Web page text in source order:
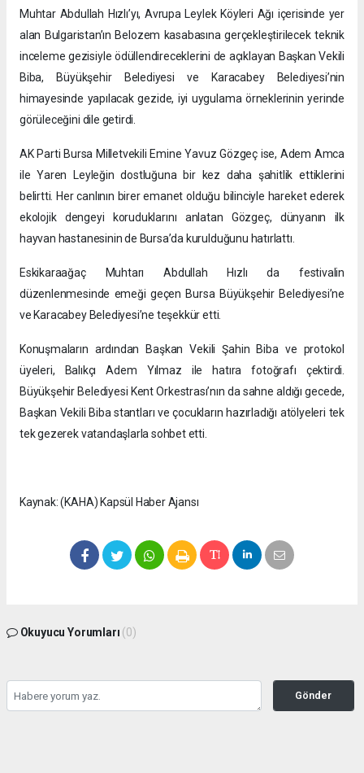
Muhtar Abdullah Hızlı’yı, Avrupa Leylek Köyleri Ağı içerisinde yer
alan Bulgaristan’ın Belozem kasabasına gerçekleştirilecek teknik
inceleme gezisiyle ödüllendireceklerini de açıklayan Başkan Vekili
Biba, Büyükşehir Belediyesi ve Karacabey Belediyesi’nin
himayesinde yapılacak gezide, iyi uygulama örneklerinin yerinde
görüleceğini dile getirdi.
AK Parti Bursa Milletvekili Emine Yavuz Gözgeç ise, Adem Amca
ile Yaren Leyleğin dostluğuna bir kez daha şahitlik ettiklerini
belirtti. Her canlının birer emanet olduğu bilinciyle hareket ederek
ekolojik dengeyi koruduklarını anlatan Gözgeç, dünyanın ilk
hayvan hastanesinin de Bursa’da kurulduğunu hatırlattı.
Eskikaraağaç Muhtarı Abdullah Hızlı da festivalin
düzenlenmesinde emeği geçen Bursa Büyükşehir Belediyesi’ne
ve Karacabey Belediyesi’ne teşekkür etti.
Konuşmaların ardından Başkan Vekili Şahin Biba ve protokol
üyeleri, Balıkçı Adem Yılmaz ile hatıra fotoğrafı çektirdi.
Büyükşehir Belediyesi Kent Orkestrası’nın da sahne aldığı gecede,
Başkan Vekili Biba stantları ve çocukların hazırladığı atölyeleri tek
tek gezerek vatandaşlarla sohbet etti.
Kaynak: (KAHA) Kapsül Haber Ajansı
Okuyucu Yorumları (0)
Gönder